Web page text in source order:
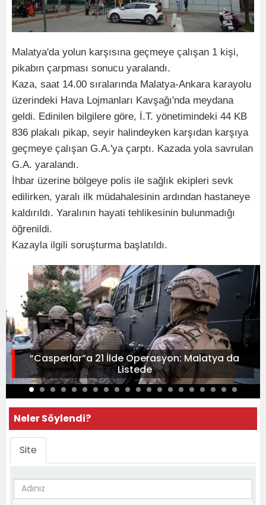
Malatya'da yolun karşısına geçmeye çalışan 1 kişi,
pikabın çarpması sonucu yaralandı.
Kaza, saat 14.00 sıralarında Malatya-Ankara karayolu
üzerindeki Hava Lojmanları Kavşağı'nda meydana
geldi. Edinilen bilgilere göre, İ.T. yönetimindeki 44 KB
836 plakalı pikap, seyir halindeyken karşıdan karşıya
geçmeye çalışan G.A.'ya çarptı. Kazada yola savrulan
G.A. yaralandı.
İhbar üzerine bölgeye polis ile sağlık ekipleri sevk
edilirken, yaralı ilk müdahalesinin ardından hastaneye
kaldırıldı. Yaralının hayati tehlikesinin bulunmadığı
öğrenildi.
Kazayla ilgili soruşturma başlatıldı.
“Casperlar”a 21 İlde Operasyon: Malatya da
Listede
Neler Söylendi?
Site